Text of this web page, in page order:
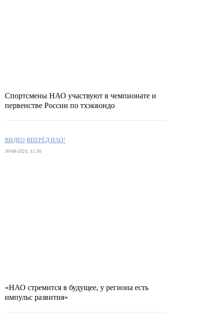
Спортсмены НАО участвуют в чемпионате и
первенстве России по тхэквондо
ВИДЕО ВПЕРЁД НАО!
30-08-2023, 11:50
«НАО стремится в будущее, у региона есть
импульс развития»